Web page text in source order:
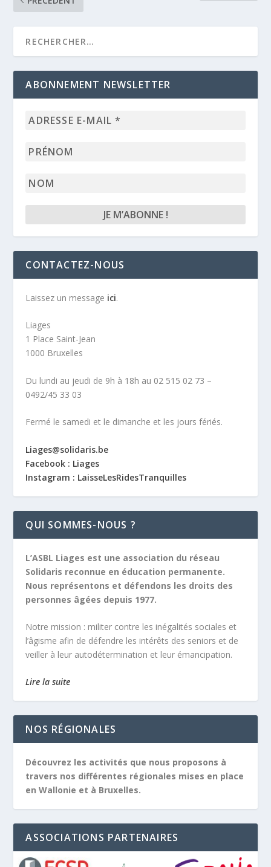
ABONNEMENT NEWSLETTER
Adresse
*
Prénom
Nom
CONTACTEZ-NOUS
Laissez un message ici.
Liages
1 Place Saint-Jean
1000 Bruxelles
Du lundi au jeudi de 9h à 18h au 02 515 02 73 –
0492/45 33 03
Fermé le samedi et le dimanche et les jours fériés.
Liages@solidaris.be
Facebook : Liages
Instagram : LaisseLesRidesTranquilles
QUI SOMMES-NOUS ?
L’ASBL Liages est une association du réseau
Solidaris reconnue en éducation permanente.
Nous représentons et défendons les droits des
personnes âgées depuis 1977.
Notre mission : militer contre les inégalités sociales et
l’âgisme afin de défendre les intérêts des seniors et de
veiller à leur autodétermination et leur émancipation.
Lire la suite
NOS RÉGIONALES
Découvrez les activités que nous proposons à
travers nos différentes régionales mises en place
en Wallonie et à Bruxelles.
ASSOCIATIONS PARTENAIRES